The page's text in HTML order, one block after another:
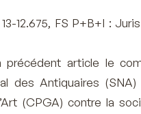
12.675, FS P+B+I :
précédent article le
des Antiquaires
(CPGA) contre la